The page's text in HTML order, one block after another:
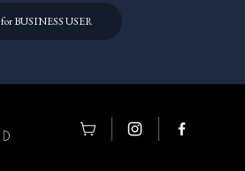
for BUSINESS USER